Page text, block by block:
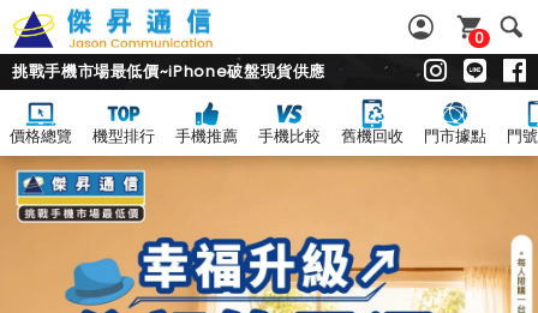
0
挑戰手機市場最低價~iPhone破盤現貨供應
價格總覽 機型排行 手機推薦 手機比較 舊機回收 門市據點 門